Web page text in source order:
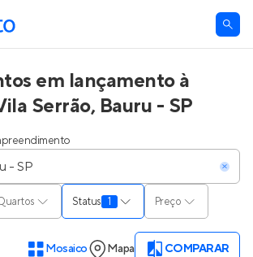
em lançamento à
Serrão, Bauru - SP
Status 1 Preço
Mosaico Mapa COMPARAR